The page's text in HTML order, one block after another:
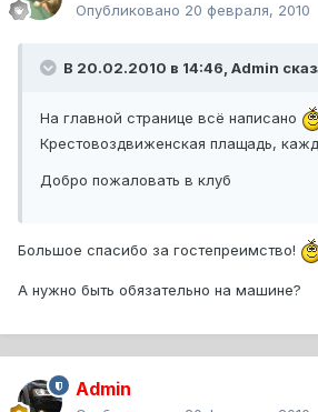
Опубликовано 20 февраля, 2010
В 20.02.2010 в 14:46, Admin
На главной странице всё написано
Крестовоздвиженская плащадь,
Добро пожаловать в клуб
Большое спасибо за гостепреимство!
А нужно быть обязательно на машине?
Admin